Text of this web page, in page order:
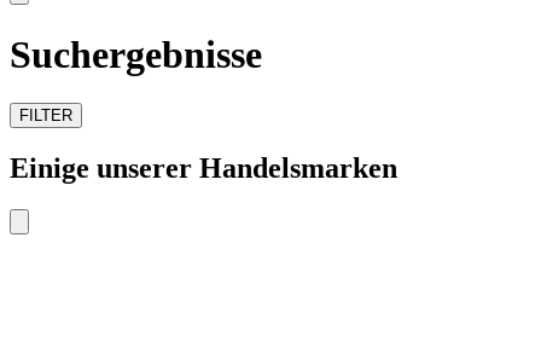
Suchergebnisse
FILTER
Einige unserer Handelsmarken